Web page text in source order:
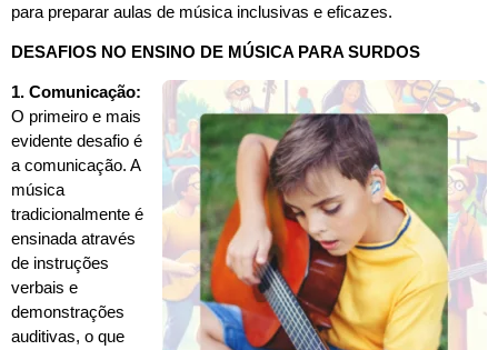
para preparar aulas de música inclusivas e eficazes.
DESAFIOS NO ENSINO DE MÚSICA PARA SURDOS
1. Comunicação:
O primeiro e mais
evidente desafio é
a comunicação. A
música
tradicionalmente é
ensinada através
de instruções
verbais e
demonstrações
auditivas, o que